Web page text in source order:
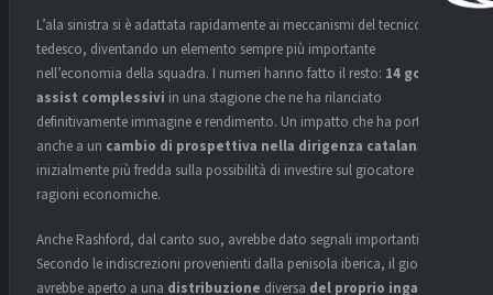
L’ala sinistra si è adattata rapidamente ai meccanismi del tecnico
tedesco, diventando un elemento sempre più importante
nell’economia della squadra. I numeri hanno fatto il resto: 14 gol e 14
assist complessivi in una stagione che ne ha rilanciato
definitivamente immagine e rendimento. Un impatto che ha portato
anche a un cambio di prospettiva nella dirigenza catalana
inizialmente più fredda sulla possibilità di investire sul giocatore per
ragioni economiche.
Anche Rashford, dal canto suo, avrebbe dato segnali importanti.
Secondo le indiscrezioni provenienti dalla penisola iberica, il giocatore
avrebbe aperto a una distribuzione diversa del proprio ingaggio